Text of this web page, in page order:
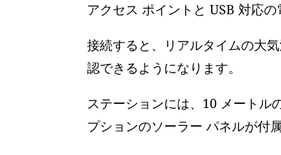
アクセス ポイントと USB 対応の
接続すると、リアルタイムの大
認できるようになります。
ステーションには、10 メートル
プションのソーラー パネルが付